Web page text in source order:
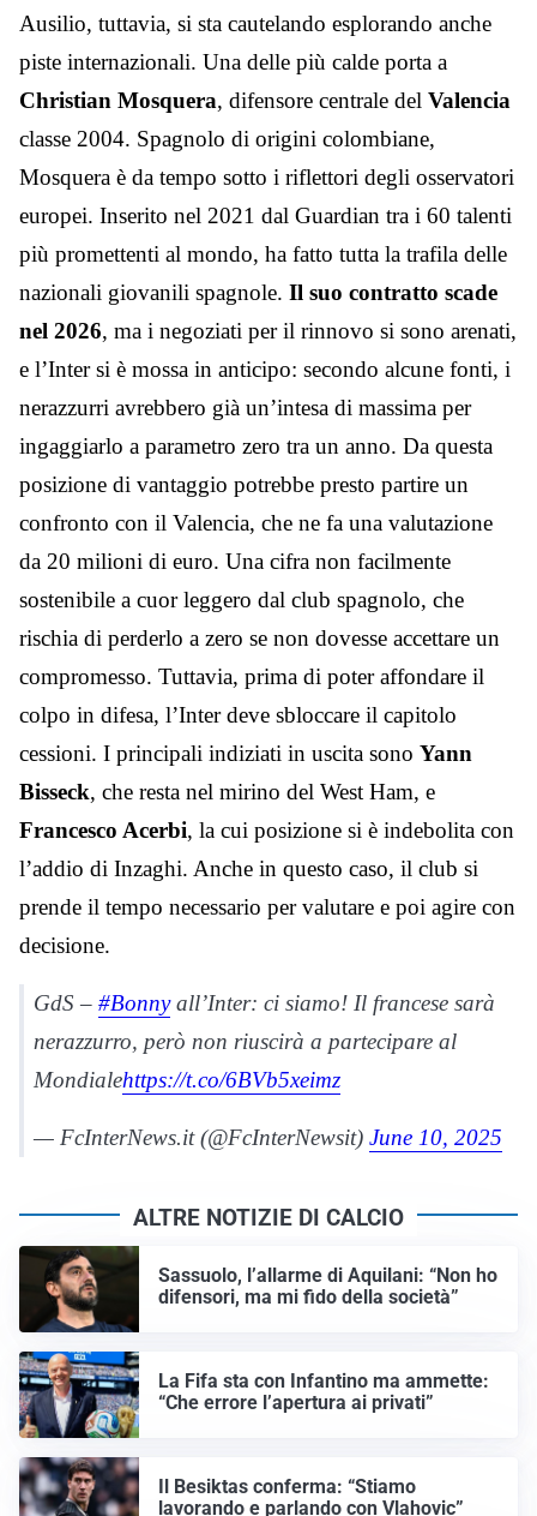
Ausilio, tuttavia, si sta cautelando esplorando anche
piste internazionali. Una delle più calde porta a
Christian Mosquera, difensore centrale del Valencia
classe 2004. Spagnolo di origini colombiane,
Mosquera è da tempo sotto i riflettori degli osservatori
europei. Inserito nel 2021 dal Guardian tra i 60 talenti
più promettenti al mondo, ha fatto tutta la trafila delle
nazionali giovanili spagnole. Il suo contratto scade
nel 2026, ma i negoziati per il rinnovo si sono arenati,
e l’Inter si è mossa in anticipo: secondo alcune fonti, i
nerazzurri avrebbero già un’intesa di massima per
ingaggiarlo a parametro zero tra un anno. Da questa
posizione di vantaggio potrebbe presto partire un
confronto con il Valencia, che ne fa una valutazione
da 20 milioni di euro. Una cifra non facilmente
sostenibile a cuor leggero dal club spagnolo, che
rischia di perderlo a zero se non dovesse accettare un
compromesso. Tuttavia, prima di poter affondare il
colpo in difesa, l’Inter deve sbloccare il capitolo
cessioni. I principali indiziati in uscita sono Yann
Bisseck, che resta nel mirino del West Ham, e
Francesco Acerbi, la cui posizione si è indebolita con
l’addio di Inzaghi. Anche in questo caso, il club si
prende il tempo necessario per valutare e poi agire con
decisione.
GdS – #Bonnyall’Inter: ci siamo! Il francese sarà
nerazzurro, però non riuscirà a partecipare al
Mondialehttps://t.co/6BVb5xeimz
— FcInterNews.it (@FcInterNewsit) June 10, 2025
ALTRE NOTIZIE DI CALCIO
Sassuolo, l’allarme di Aquilani: “Non ho
difensori, ma mi fido della società”
La Fifa sta con Infantino ma ammette:
“Che errore l’apertura ai privati”
Il Besiktas conferma: “Stiamo
lavorando e parlando con Vlahovic”